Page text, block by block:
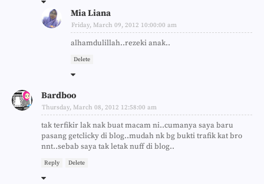
Mia Liana
Friday, March 09, 2012 10:00:00 am
alhamdulillah..rezeki anak..
Delete
Bardboo
Thursday, March 08, 2012 12:58:00 am
tak terfikir lak nak buat macam ni..cumanya saya baru
pasang getclicky di blog..mudah nk bg bukti trafik kat bro
nnt..sebab saya tak letak nuff di blog..
Reply Delete